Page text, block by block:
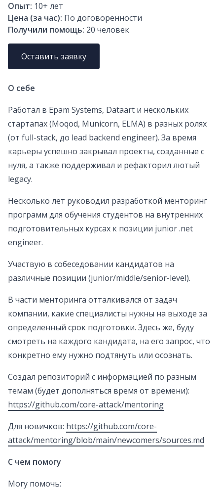
Опыт: 10+ лет
Цена (за час): По договоренности
Получили помощь: 20 человек
Оставить заявку
О себе
Работал в Epam Systems, Dataart и нескольких
стартапах (Moqod, Municorn, ELMA) в разных ролях
(от full-stack, до lead backend engineer). За время
карьеры успешно закрывал проекты, созданные с
нуля, а также поддерживал и рефакторил лютый
legacy.
Несколько лет руководил разработкой менторинг
программ для обучения студентов на внутренних
подготовительных курсах к позиции junior .net
engineer.
Участвую в собеседовании кандидатов на
различные позиции (junior/middle/senior-level).
В части менторинга отталкивался от задач
компании, какие специалисты нужны на выходе за
определенный срок подготовки. Здесь же, буду
смотреть на каждого кандидата, на его запрос, что
конкретно ему нужно подтянуть или осознать.
Создал репозиторий с информацией по разным
темам (будет дополняться время от времени):
https://github.com/core-attack/mentoring
Для новичков: https://github.com/core-
attack/mentoring/blob/main/newcomers/sources.md
С чем помогу
Могу помочь: